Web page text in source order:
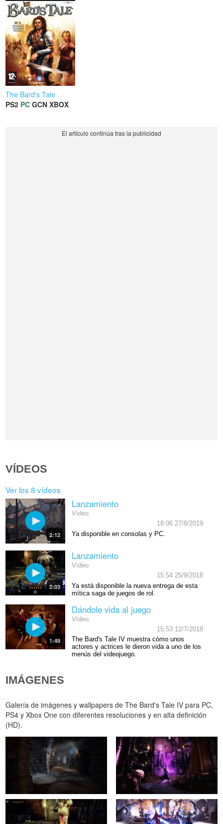
The Bard's Tale
PS2 PC GCN XBOX
VÍDEOS
Ver los 8 vídeos
2:12
Lanzamiento
Vídeo
18:06 27/8/2019
Ya disponible en consolas y PC.
2:03
Lanzamiento
Vídeo
15:54 25/9/2018
Ya está disponible la nueva entrega de esta
mítica saga de juegos de rol.
1:49
Dándole vida al juego
Vídeo
15:53 12/7/2018
The Bard's Tale IV muestra cómo unos
actores y actrices le dieron vida a uno de los
menús del videojuego.
IMÁGENES
Galería de imágenes y wallpapers de The Bard's Tale IV para PC,
PS4 y Xbox One con diferentes resoluciones y en alta definición
(HD).